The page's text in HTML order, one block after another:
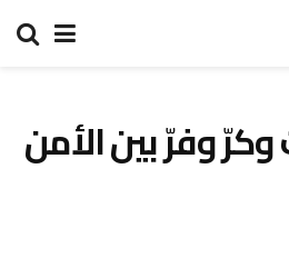
وكرّ وفرّ بين الأمن